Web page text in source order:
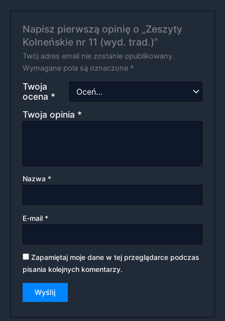
Napisz pierwszą opinię o „Zeszyty
Kolneńskie nr 11 (wyd. trad.)”
Twój adres email nie zostanie opublikowany.
Wymagane pola są oznaczone *
Twoja
ocena *
Twoja opinia *
Nazwa *
E-mail *
Zapamiętaj moje dane w tej przeglądarce podczas
pisania kolejnych komentarzy.